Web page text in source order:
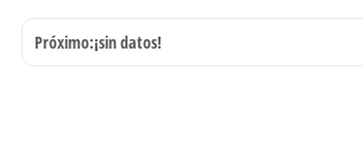
Próximo:¡sin datos!